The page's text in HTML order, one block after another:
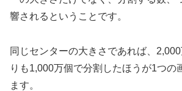
響されるということです。
同じセンターの大きさであれば、
りも1,000万個で分割したほうが1つの
ます。